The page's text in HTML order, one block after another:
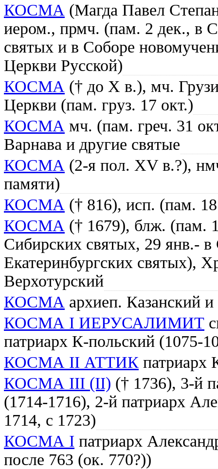
КОСМА (Магда Павел
иером., прмч. (пам. 2 дек., в
святых и в Соборе
Церкви Русской)
КОСМА († до X в.), мч.
Церкви (пам. груз. 17 окт.)
КОСМА мч. (пам. греч. 31
Варнава и другие святые
КОСМА (2-я пол. XV в.?),
памяти)
КОСМА († 816), исп. (пам.
КОСМА († 1679), блж. (пам.
Сибирских святых, 29 янв.- в
Екатеринбургских святых),
Верхотурский
КОСМА архиеп. Казанский
КОСМА I ИЕРУСАЛИМИТ
патриарх К-польский (1075-
КОСМА II АТТИК патриарх
КОСМА III (II) († 1736), 3-й
(1714-1716), 2-й патриарх
1714, с 1723)
КОСМА I патриарх
после 763 (ок. 770?))